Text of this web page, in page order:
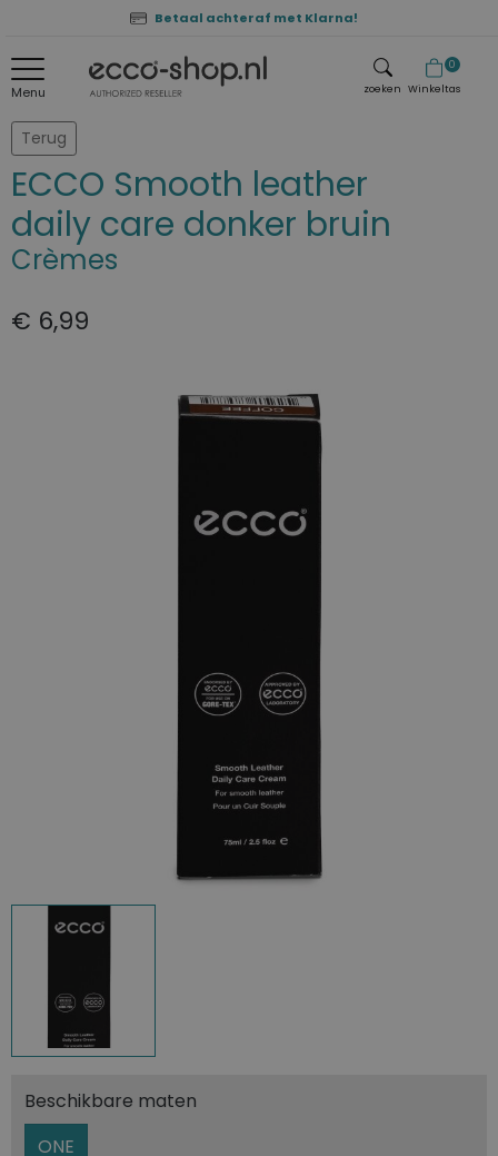
Betaal achteraf met Klarna!
Menu zoeken
0
Winkeltas
Terug
ECCO Smooth leather
daily care donker bruin
Crèmes
€ 6,99
Beschikbare maten
ONE